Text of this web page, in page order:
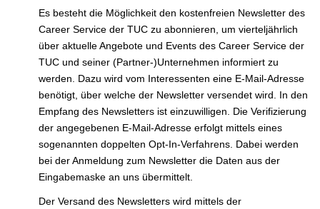
Es besteht die Möglichkeit den kostenfreien Newsletter des
Career Service der TUC zu abonnieren, um vierteljährlich
über aktuelle Angebote und Events des Career Service der
TUC und seiner (Partner-)Unternehmen informiert zu
werden. Dazu wird vom Interessenten eine E-Mail-Adresse
benötigt, über welche der Newsletter versendet wird. In den
Empfang des Newsletters ist einzuwilligen. Die Verifizierung
der angegebenen E-Mail-Adresse erfolgt mittels eines
sogenannten doppelten Opt-In-Verfahrens. Dabei werden
bei der Anmeldung zum Newsletter die Daten aus der
Eingabemaske an uns übermittelt.
Der Versand des Newsletters wird mittels der